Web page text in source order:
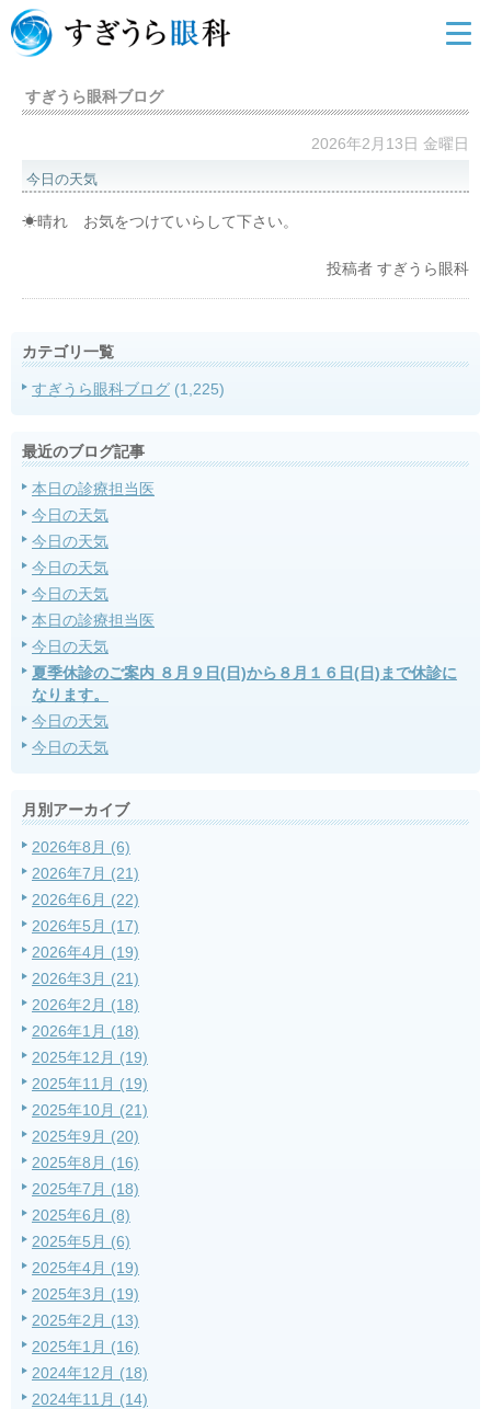
すぎうら眼科ブログ
2026年2月13日 金曜日
今日の天気
☀晴れ お気をつけていらして下さい。
投稿者 すぎうら眼科
カテゴリ一覧
すぎうら眼科ブログ (1,225)
最近のブログ記事
本日の診療担当医
今日の天気
今日の天気
今日の天気
今日の天気
本日の診療担当医
今日の天気
夏季休診のご案内 ８月９日(日)から８月１６日(日)まで休診に
なります。
今日の天気
今日の天気
月別アーカイブ
2026年8月 (6)
2026年7月 (21)
2026年6月 (22)
2026年5月 (17)
2026年4月 (19)
2026年3月 (21)
2026年2月 (18)
2026年1月 (18)
2025年12月 (19)
2025年11月 (19)
2025年10月 (21)
2025年9月 (20)
2025年8月 (16)
2025年7月 (18)
2025年6月 (8)
2025年5月 (6)
2025年4月 (19)
2025年3月 (19)
2025年2月 (13)
2025年1月 (16)
2024年12月 (18)
2024年11月 (14)